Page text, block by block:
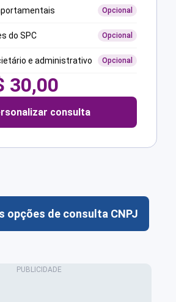
Opcional
do SPC Opcional
e administrativo Opcional
30,00
consulta
opções de consulta CNPJ